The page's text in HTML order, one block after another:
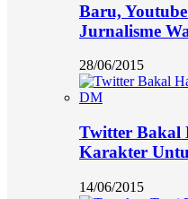
Baru,
Jurnalisme
28/06/2015
Twitter Bakal
Karakter
14/06/2015